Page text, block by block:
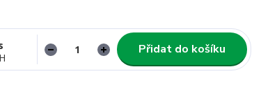
Přidat do košíku